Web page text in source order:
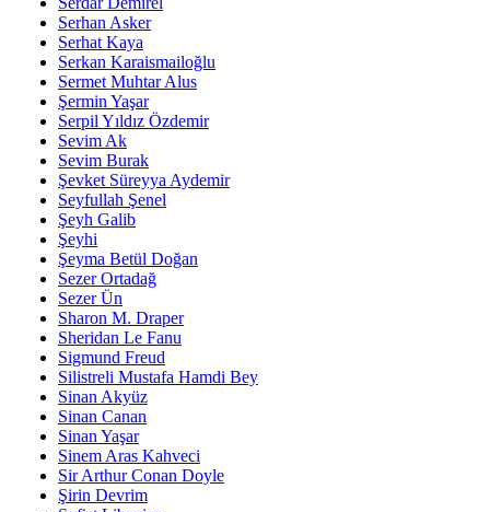
Serhan Asker
Serhat Kaya
Serkan Karaismailoğlu
Sermet Muhtar Alus
Şermin Yaşar
Serpil Yıldız Özdemir
Sevim Ak
Sevim Burak
Şevket Süreyya Aydemir
Seyfullah Şenel
Şeyh Galib
Şeyhi
Şeyma Betül Doğan
Sezer Ortadağ
Sezer Ün
Sharon M. Draper
Sheridan Le Fanu
Sigmund Freud
Silistreli Mustafa Hamdi Bey
Sinan Akyüz
Sinan Canan
Sinan Yaşar
Sinem Aras Kahveci
Sir Arthur Conan Doyle
Şirin Devrim